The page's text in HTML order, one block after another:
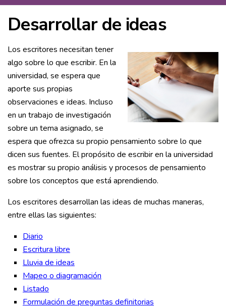
Desarrollar de ideas
Los escritores necesitan tener
algo sobre lo que escribir. En la
universidad, se espera que
aporte sus propias
observaciones e ideas. Incluso
en un trabajo de investigación
sobre un tema asignado, se
espera que ofrezca su propio pensamiento sobre lo que
dicen sus fuentes. El propósito de escribir en la universidad
es mostrar su propio análisis y procesos de pensamiento
sobre los conceptos que está aprendiendo.
Los escritores desarrollan las ideas de muchas maneras,
entre ellas las siguientes:
Diario
Escritura libre
Lluvia de ideas
Mapeo o diagramación
Listado
Formulación de preguntas definitorias